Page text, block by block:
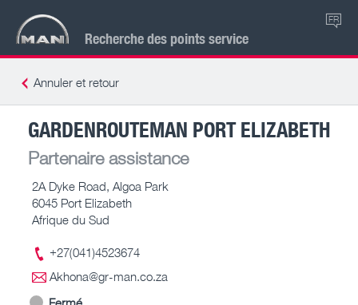
Recherche des points service
FR
Annuler et retour
GARDENROUTEMAN PORT ELIZABETH
Partenaire assistance
2A Dyke Road, Algoa Park
6045 Port Elizabeth
Afrique du Sud
+27(041)4523674
Akhona@gr-man.co.za